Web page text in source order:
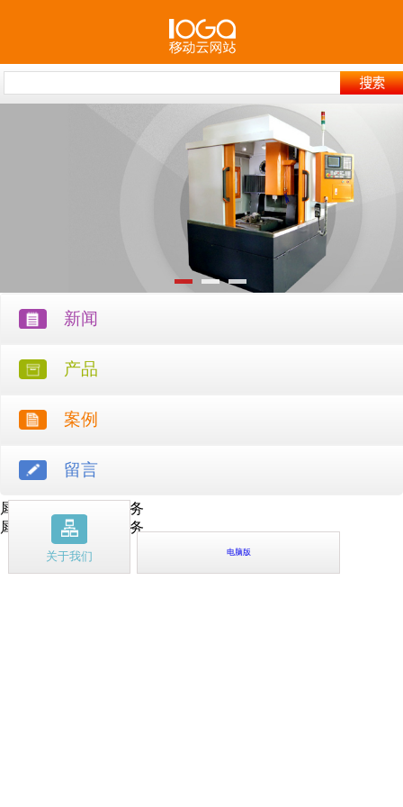
新闻
产品
案例
留言
关于我们 电脑版
犀牛云提供云计算服务
犀牛云提供企业云服务